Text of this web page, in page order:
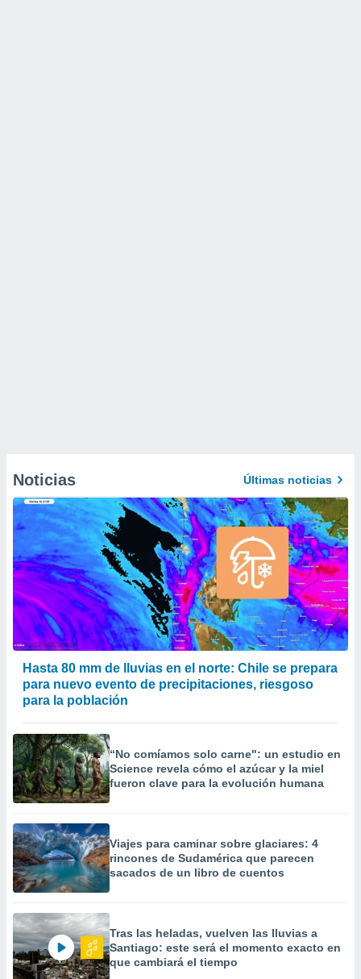
Noticias Últimas noticias
Hasta 80 mm de lluvias en el norte: Chile se prepara
para nuevo evento de precipitaciones, riesgoso
para la población
“No comíamos solo carne": un estudio en
Science revela cómo el azúcar y la miel
fueron clave para la evolución humana
Viajes para caminar sobre glaciares: 4
rincones de Sudamérica que parecen
sacados de un libro de cuentos
Tras las heladas, vuelven las lluvias a
Santiago: este será el momento exacto en
que cambiará el tiempo